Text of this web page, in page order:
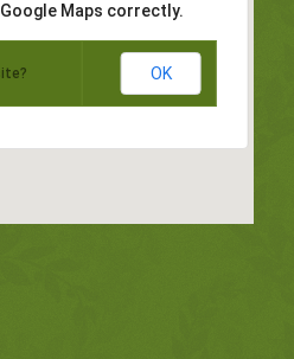
Maps correctly.
OK